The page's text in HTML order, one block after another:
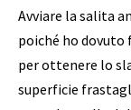
Avviare la salita
poiché ho
per ottenere lo
superficie